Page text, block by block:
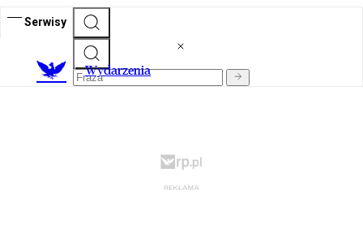
Serwisy
Wydarzenia